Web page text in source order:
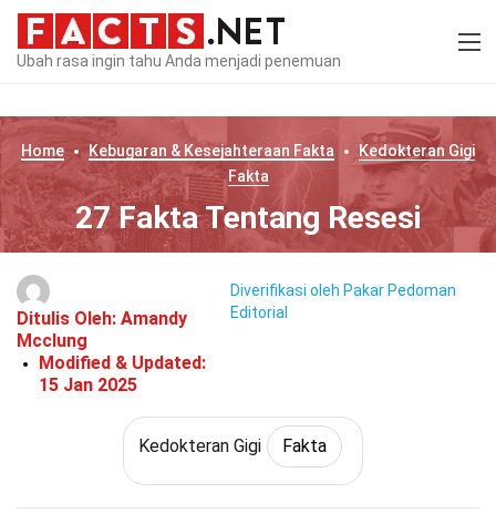
Ubah rasa ingin tahu Anda menjadi penemuan
Home Kebugaran & Kesejahteraan Fakta
Kedokteran Gigi
Fakta
27 Fakta Tentang Resesi
Ditulis Oleh: Amandy
Mcclung
Modified & Updated:
15 Jan 2025
Diverifikasi oleh Pakar Pedoman
Editorial
Kedokteran Gigi Fakta